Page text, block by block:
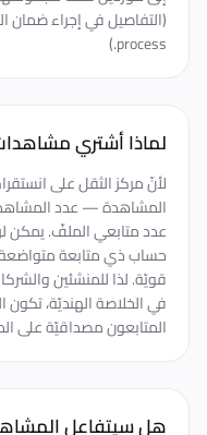
process.)
لماذا أشتري
لأنّ مركز الثقل على
المشاهدة — عدد
عدد متابعي الملفّ. يمكن
حساب ذي متابعة متواضعة
قويّة. لذا للمنشئين
في الخلاصة الهنديّة، تكون
المتابعون مصداقيّة على
هل سيتفاعل